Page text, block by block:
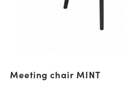
Meeting chair ΜΙΝΤ